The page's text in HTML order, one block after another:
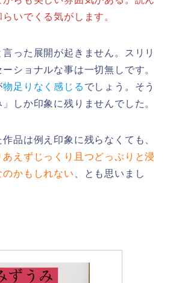
いでくる気がします。
った展開が起きません。スリリ
ショナルな事は一切無しです。
物足りなく感じる でしょう。そう
しか印象に残りませんでした。
品は例え印象に残らなくても、
えずじっくり且つどっぷりと浸
かもしれない
、とも思いまし